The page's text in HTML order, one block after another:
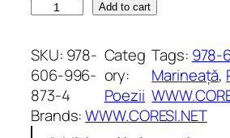
e
t
i
ț
ă
Add to cart
SKU: 978-
606-996-
873-4
Categ
ory:
Poezii
Tags: 978-
Marineață,
Brands:WWW.CORESI.NET